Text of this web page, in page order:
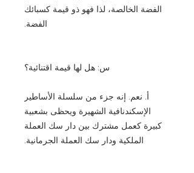
الفضة الخالصة، لذا فهو ذو قيمة كسبائك
الفضة.
س: هل لها قيمة اقتنائية؟
أ. نعم. إنه جزء من سلسلة الأساطير
الإسكندنافية الشهيرة ويحظى بشعبية
كبيرة كعمل مشترك بين دار سك العملة
الملكية ودار سك العملة الجرمانية.